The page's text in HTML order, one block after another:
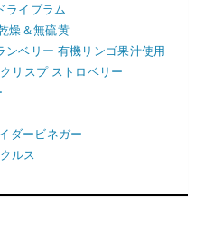
ライプラム
燥＆無硫黄
ベリー 有機リンゴ果汁使用
リスプ ストロベリー
ダービネガー
ルス